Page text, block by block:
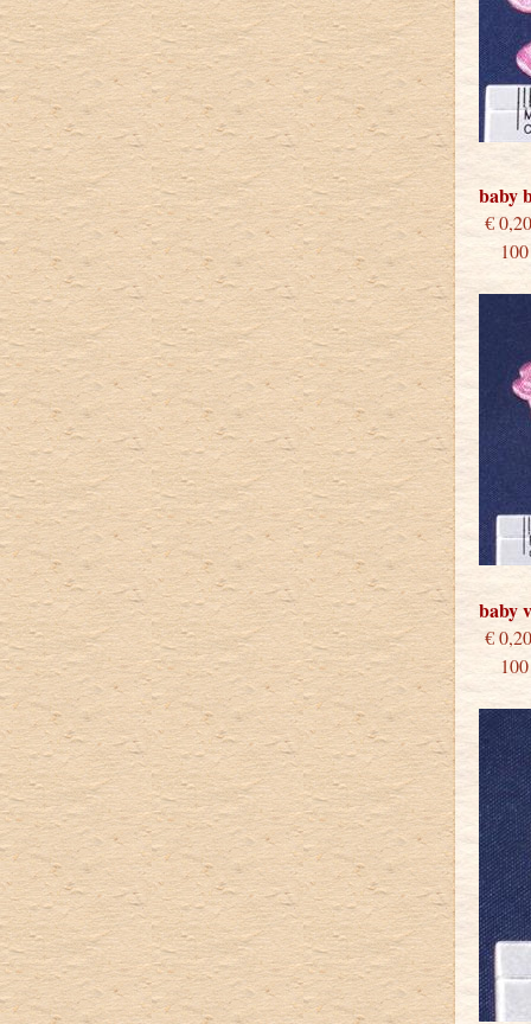
baby
100
baby
100